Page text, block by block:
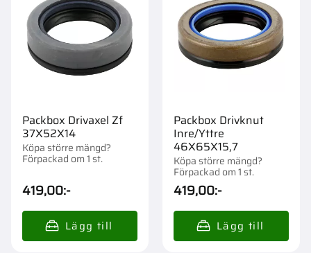
Packbox Drivaxel Zf
37X52X14
Köpa större mängd?
Förpackad om 1 st.
419,00:-
Packbox Drivknut
Inre/Yttre
46X65X15,7
Köpa större mängd?
Förpackad om 1 st.
419,00:-